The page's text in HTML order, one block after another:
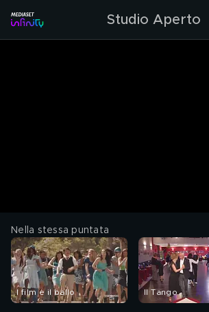
Studio Aperto
Nella stessa puntata
I film e il ballo Il Tango